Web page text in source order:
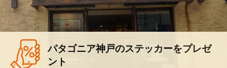
パタゴニア神戸のステッカーをプレゼ
ント